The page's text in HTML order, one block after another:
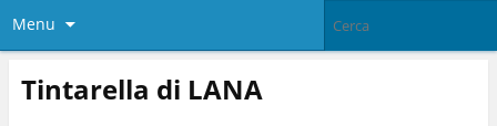
Menu
Tintarella di LANA